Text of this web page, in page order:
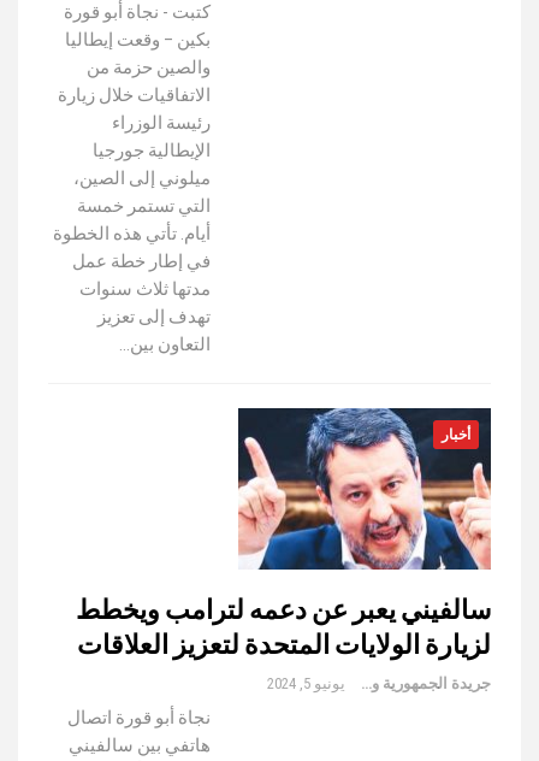
كتبت - نجاة أبو قورة
بكين – وقعت إيطاليا
والصين حزمة من
الاتفاقيات خلال زيارة
رئيسة الوزراء
الإيطالية جورجيا
ميلوني إلى الصين،
التي تستمر خمسة
أيام. تأتي هذه الخطوة
في إطار خطة عمل
مدتها ثلاث سنوات
تهدف إلى تعزيز
التعاون بين…
أخبار
سالفيني يعبر عن دعمه لترامب ويخطط
لزيارة الولايات المتحدة لتعزيز العلاقات
جريدة الجمهورية والعالم يونيو 5, 2024
نجاة أبو قورة اتصال
هاتفي بين سالفيني